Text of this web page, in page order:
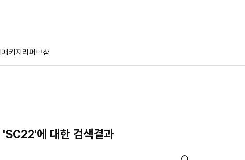
패키지리퍼브샵
'SC22'에 대한 검색결과